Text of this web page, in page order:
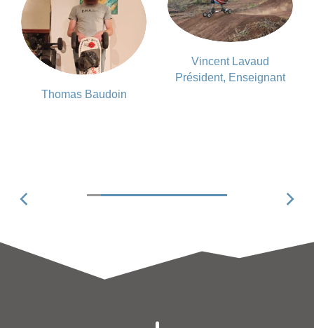
Thomas Baudoin
Vincent Lavaud
Président, Enseignant